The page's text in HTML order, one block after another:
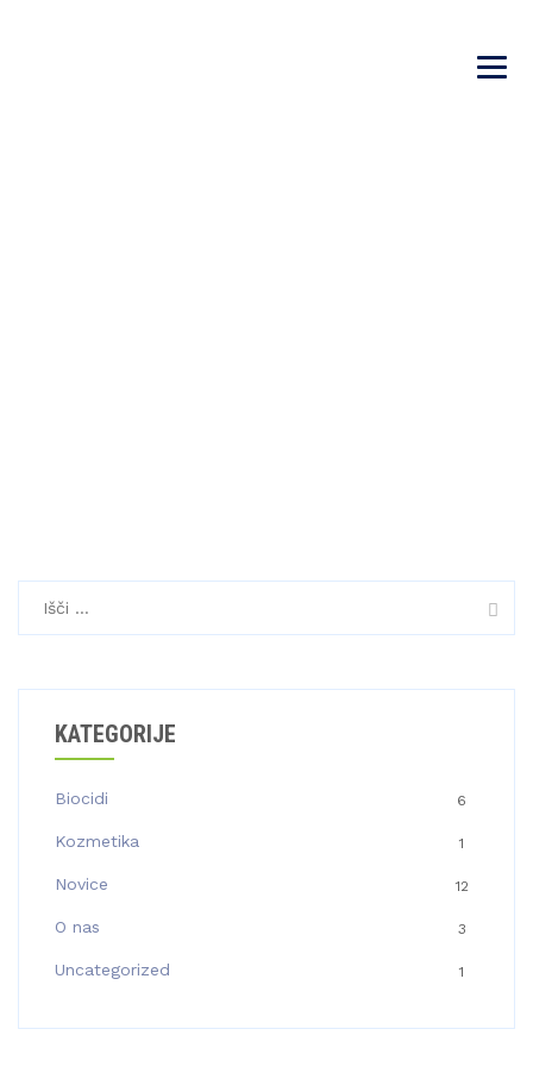
KATEGORIJE
Biocidi 6
Kozmetika 1
Novice 12
O nas 3
Uncategorized 1